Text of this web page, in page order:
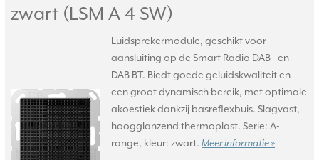
zwart (LSM A 4 SW)
Luidsprekermodule, geschikt voor
aansluiting op de Smart Radio DAB+ en
DAB BT. Biedt goede geluidskwaliteit en
een groot dynamisch bereik, met optimale
akoestiek dankzij basreflexbuis. Slagvast,
hoogglanzend thermoplast. Serie: A-
range, kleur: zwart. Meer informatie »